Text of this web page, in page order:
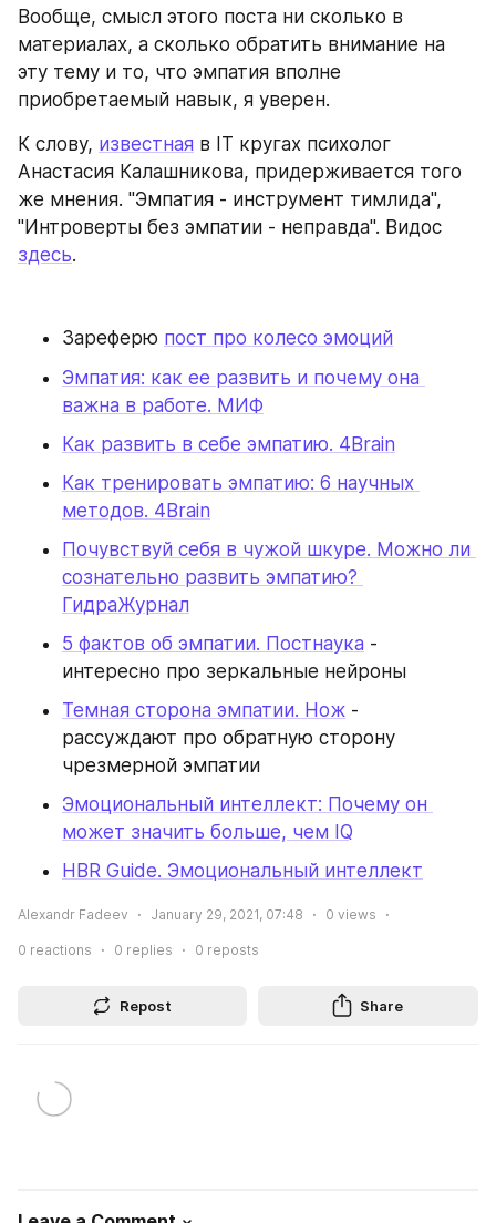
Вообще, смысл этого поста ни сколько в
материалах, а сколько обратить внимание на
эту тему и то, что эмпатия вполне
приобретаемый навык, я уверен.
К слову, известная в IT кругах психолог
Анастасия Калашникова, придерживается того
же мнения. "Эмпатия - инструмент тимлида",
здесь.
Зареферю пост про колесо эмоций
Эмпатия: как ее развить и почему она
важна в работе. МИФ
Как развить в себе эмпатию. 4Brain
Как тренировать эмпатию: 6 научных
методов. 4Brain
Почувствуй себя в чужой шкуре. Можно ли
сознательно развить эмпатию?
ГидраЖурнал
5 фактов об эмпатии. Постнаука -
интересно про зеркальные нейроны
Темная сторона эмпатии. Нож -
рассуждают про обратную сторону
чрезмерной эмпатии
Эмоциональный интеллект: Почему он
может значить больше, чем IQ
HBR Guide. Эмоциональный интеллект
Alexandr Fadeev January 29, 2021, 07:48 0 views
0 reactions 0 replies 0 reposts
Repost Share